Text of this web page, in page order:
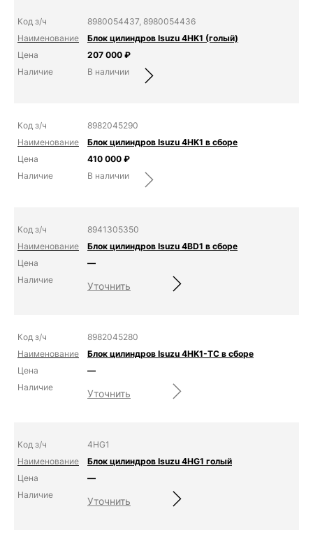
8980054437, 8980054436
Блок цилиндров Isuzu 4HK1 (голый)
207 000 ₽
В наличии
8982045290
Блок цилиндров Isuzu 4HK1 в сборе
410 000 ₽
В наличии
8941305350
Блок цилиндров Isuzu 4BD1 в сборе
—
Уточнить
8982045280
Блок цилиндров Isuzu 4HK1-TC в сборе
—
Уточнить
4HG1
Блок цилиндров Isuzu 4HG1 голый
—
Уточнить